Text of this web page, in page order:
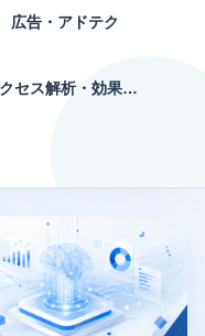
広告・アドテク
アクセス解析・効果測定